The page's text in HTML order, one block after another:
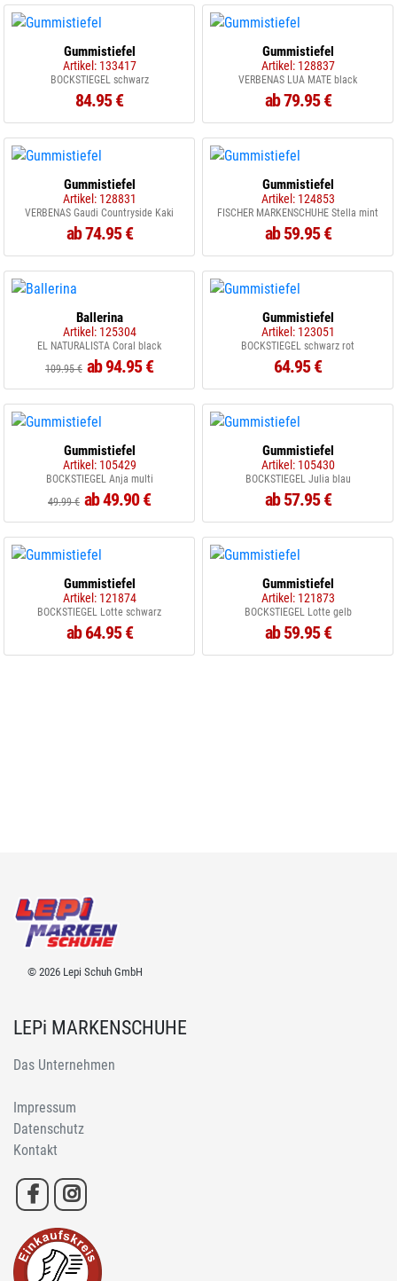
Gummistiefel
Artikel: 133417
BOCKSTIEGEL schwarz
84.95 €
Gummistiefel
Artikel: 128837
VERBENAS LUA MATE black
ab 79.95 €
Gummistiefel
Artikel: 128831
VERBENAS Gaudi Countryside Kaki
ab 74.95 €
Gummistiefel
Artikel: 124853
FISCHER MARKENSCHUHE Stella mint
ab 59.95 €
Ballerina
Artikel: 125304
EL NATURALISTA Coral black
109.95 € ab 94.95 €
Gummistiefel
Artikel: 123051
BOCKSTIEGEL schwarz rot
64.95 €
Gummistiefel
Artikel: 105429
BOCKSTIEGEL Anja multi
49.99 € ab 49.90 €
Gummistiefel
Artikel: 105430
BOCKSTIEGEL Julia blau
ab 57.95 €
Gummistiefel
Artikel: 121874
BOCKSTIEGEL Lotte schwarz
ab 64.95 €
Gummistiefel
Artikel: 121873
BOCKSTIEGEL Lotte gelb
ab 59.95 €
© 2026 Lepi Schuh GmbH
LEPi MARKENSCHUHE
Das Unternehmen
Impressum
Datenschutz
Kontakt